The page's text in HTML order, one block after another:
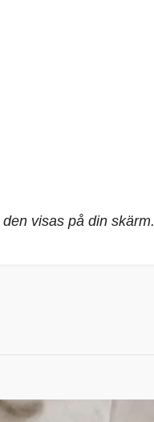
visas på din skärm.